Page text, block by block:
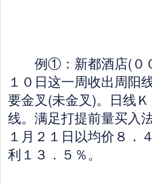
例①：新都酒店(００
１０日这一周收出周阳
要金叉(未金叉)。日线
线。满足打提前量买入
１月２１日以均价８．
利１３．５％。